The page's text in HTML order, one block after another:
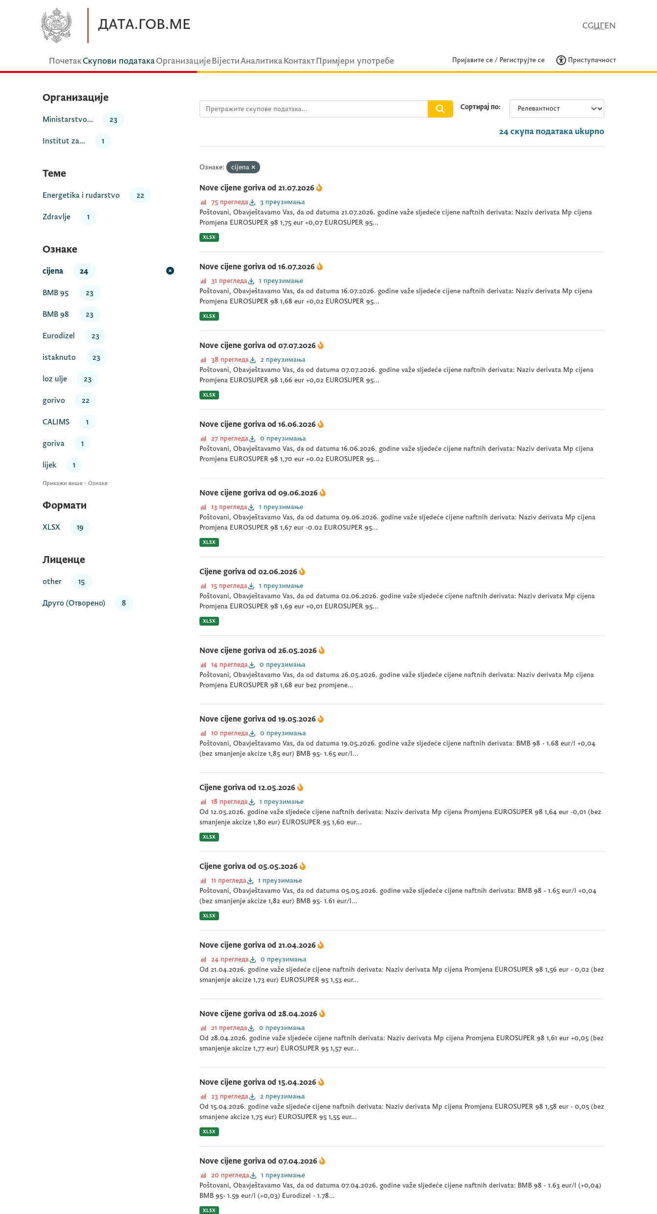
ДАТА.ГОВ.МЕ CGЦГEN
ПочетакСкупови податакаОрганизацијеВijестиАналитикаКонтактПримјери употребе Пријавите се / Региструјте се Приступачност
Организације
Ministarstvo... 23
Institut za... 1
Теме
Energetika i rudarstvo 22
Zdravlje 1
Ознаке
cijena 24
BMB 95 23
BMB 98 23
Eurodizel 23
istaknuto 23
loz ulje 23
gorivo 22
CALIMS 1
goriva 1
lijek 1
Прикажи више - Ознаке
Формати
XLSX 19
Лиценце
other 15
Друго (Отворено) 8
Сортирај по
24 скупа података ukupno
Ознаке: cijena
Nove cijene goriva od 21.07.2026
75 прегледа
3 преузимања
Poštovani, Obavještavamo Vas, da od datuma 21.07.2026. godine važe sljedeće cijene naftnih derivata: Naziv derivata Mp cijena
Promjena EUROSUPER 98 1,75 eur +0,07 EUROSUPER 95...
XLSX
Nove cijene goriva od 16.07.2026
31 прегледа
1 преузимање
Poštovani, Obavještavamo Vas, da od datuma 16.07.2026. godine važe sljedeće cijene naftnih derivata: Naziv derivata Mp cijena
Promjena EUROSUPER 98 1,68 eur +0,02 EUROSUPER 95...
XLSX
Nove cijene goriva od 07.07.2026
38 прегледа
2 преузимања
Poštovani, Obavještavamo Vas, da od datuma 07.07.2026. godine važe sljedeće cijene naftnih derivata: Naziv derivata Mp cijena
Promjena EUROSUPER 98 1,66 eur +0,02 EUROSUPER 95...
XLSX
Nove cijene goriva od 16.06.2026
27 прегледа
0 преузимања
Poštovani, Obavještavamo Vas, da od datuma 16.06.2026. godine važe sljedeće cijene naftnih derivata: Naziv derivata Mp cijena
Promjena EUROSUPER 98 1,70 eur +0.02 EUROSUPER 95...
Nove cijene goriva od 09.06.2026
13 прегледа
1 преузимање
Poštovani, Obavještavamo Vas, da od datuma 09.06.2026. godine važe sljedeće cijene naftnih derivata: Naziv derivata Mp cijena
Promjena EUROSUPER 98 1,67 eur -0.02 EUROSUPER 95...
XLSX
Cijene goriva od 02.06.2026
15 прегледа
1 преузимање
Poštovani, Obavještavamo Vas, da od datuma 02.06.2026. godine važe sljedeće cijene naftnih derivata: Naziv derivata Mp cijena
Promjena EUROSUPER 98 1,69 eur +0,01 EUROSUPER 95...
XLSX
Nove cijene goriva od 26.05.2026
14 прегледа
0 преузимања
Poštovani, Obavještavamo Vas, da od datuma 26.05.2026. godine važe sljedeće cijene naftnih derivata: Naziv derivata Mp cijena
Promjena EUROSUPER 98 1,68 eur bez promjene...
Nove cijene goriva od 19.05.2026
10 прегледа
0 преузимања
Poštovani, Obavještavamo Vas, da od datuma 19.05.2026. godine važe sljedeće cijene naftnih derivata: BMB 98 - 1.68 eur/l +0,04
(bez smanjenje akcize 1,85 eur) BMB 95- 1.65 eur/l...
Cijene goriva od 12.05.2026
18 прегледа
1 преузимање
Od 12.05.2026. godine važe sljedeće cijene naftnih derivata: Naziv derivata Mp cijena Promjena EUROSUPER 98 1,64 eur -0,01 (bez
smanjenje akcize 1,80 eur) EUROSUPER 95 1,60 eur...
XLSX
Cijene goriva od 05.05.2026
11 прегледа
1 преузимање
Poštovani, Obavještavamo Vas, da od datuma 05.05.2026. godine važe sljedeće cijene naftnih derivata: BMB 98 - 1.65 eur/l +0,04
(bez smanjenje akcize 1,82 eur) BMB 95- 1.61 eur/l...
XLSX
Nove cijene goriva od 21.04.2026
24 прегледа
0 преузимања
Od 21.04.2026. godine važe sljedeće cijene naftnih derivata: Naziv derivata Mp cijena Promjena EUROSUPER 98 1,56 eur - 0,02 (bez
smanjenje akcize 1,73 eur) EUROSUPER 95 1,53 eur...
Nove cijene goriva od 28.04.2026
21 прегледа
0 преузимања
Od 28.04.2026. godine važe sljedeće cijene naftnih derivata: Naziv derivata Mp cijena Promjena EUROSUPER 98 1,61 eur +0,05 (bez
smanjenje akcize 1,77 eur) EUROSUPER 95 1,57 eur...
Nove cijene goriva od 15.04.2026
23 прегледа
2 преузимања
Od 15.04.2026. godine važe sljedeće cijene naftnih derivata: Naziv derivata Mp cijena Promjena EUROSUPER 98 1,58 eur - 0,05 (bez
smanjene akcize 1,75 eur) EUROSUPER 95 1,55 eur...
XLSX
Nove cijene goriva od 07.04.2026
20 прегледа
1 преузимање
Poštovani, Obavještavamo Vas, da od datuma 07.04.2026. godine važe sljedeće cijene naftnih derivata: BMB 98 - 1.63 eur/l (+0,04)
BMB 95- 1.59 eur/l (+0,03) Eurodizel - 1.78...
XLSX